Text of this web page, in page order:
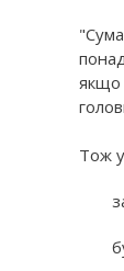
якщо
Тож у